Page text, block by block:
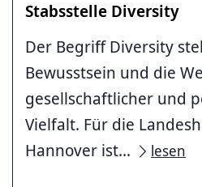
Stabsstelle Diversity
Der Begriff Diversity
Bewusstsein und die
gesellschaftlicher und
Vielfalt. Für die
Hannover ist...
lesen